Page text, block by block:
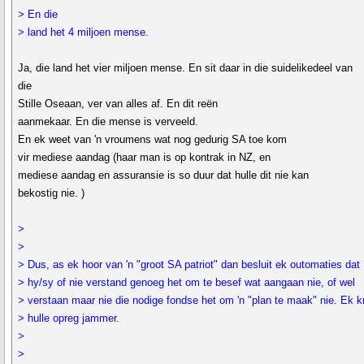
> En die
> land het 4 miljoen mense.
Ja, die land het vier miljoen mense. En sit daar in die suidelikedeel van
die
Stille Oseaan, ver van alles af. En dit reën
aanmekaar. En die mense is verveeld.
En ek weet van 'n vroumens wat nog gedurig SA toe kom
vir mediese aandag (haar man is op kontrak in NZ, en
mediese aandag en assuransie is so duur dat hulle dit nie kan
bekostig nie. )
>
>
> Dus, as ek hoor van 'n "groot SA patriot" dan besluit ek outomaties dat
> hy/sy of nie verstand genoeg het om te besef wat aangaan nie, of wel
> verstaan maar nie die nodige fondse het om 'n "plan te maak" nie. Ek
> hulle opreg jammer.
>
>